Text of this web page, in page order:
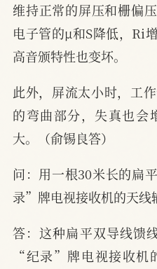
维持正常的屏压和栅偏
电子管的μ和S降低，Ri
高音颁特性也变坏。
此外，屏流太小时，工
的弯曲部分，失真也会
大。（俞锡良答）
问：用一根30米长的扁
录”牌电视接收机的天线
答：这种扁平双导线馈
“纪录”牌电视接收机